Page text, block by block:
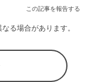
この記事を報告する
る場合があります。